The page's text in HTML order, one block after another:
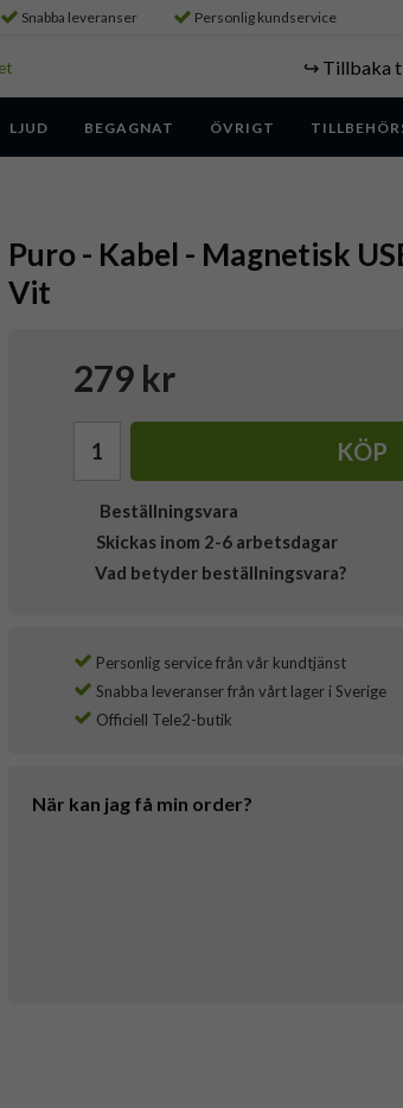
Snabba leveranser Personlig kundservice
↪️ Tillbaka
LJUD BEGAGNAT ÖVRIGT
Puro - Kabel - Magnetisk
Vit
279 kr
KÖP
Beställningsvara
Skickas inom 2-6 arbetsdagar
Vad betyder beställningsvara?
Personlig service från vår kundtjänst
Snabba leveranser från vårt lager i Sverige
Officiell Tele2-butik
När kan jag få min order?